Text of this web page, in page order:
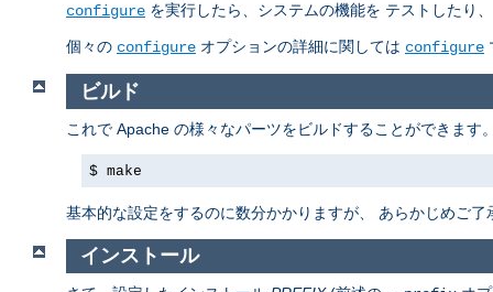
configure を実行したら、システムの機能を テストしたり
個々の configure オプションの詳細に関しては configure
ビルド
これで Apache の様々なパーツをビルドすることができます
$ make
基本的な設定をするのに数分かかりますが、 あらかじめご
インストール